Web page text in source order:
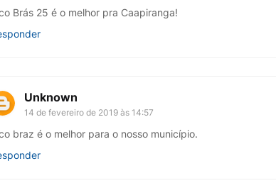
Brás 25 é o melhor pra Caapiranga!
Unknown
14 de fevereiro de 2019 às 14:57
braz é o melhor para o nosso município.